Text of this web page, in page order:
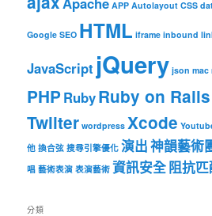
APP Autolayout CSS
Google SEO HTML iframe inbound
JavaScript jQuery json mac
PHPRubyRuby on Rails
Twiiter wordpress Xcode
他 換合弦 搜尋引擎優化 演出神韻藝術
唱 藝術表演 表演藝術 資訊安全阻抗
分類